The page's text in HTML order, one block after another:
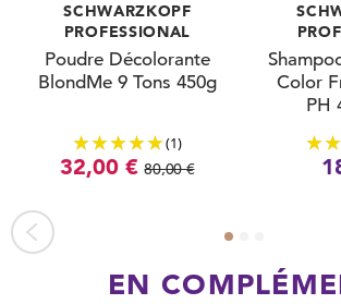
SCHWARZKOPF
PROFESSIONAL
Poudre Décolorante
BlondMe 9 Tons 450g
(1)
32,00 € 80,00 €
Color
PH
EN